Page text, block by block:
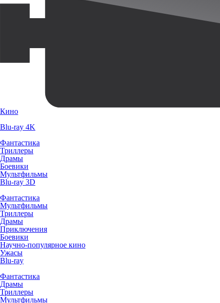
Кино
Blu-ray 4K
Фантастика
Триллеры
Драмы
Боевики
Мультфильмы
Blu-ray 3D
Фантастика
Мультфильмы
Триллеры
Драмы
Приключения
Боевики
Научно-популярное кино
Ужасы
Blu-ray
Фантастика
Драмы
Триллеры
Мультфильмы